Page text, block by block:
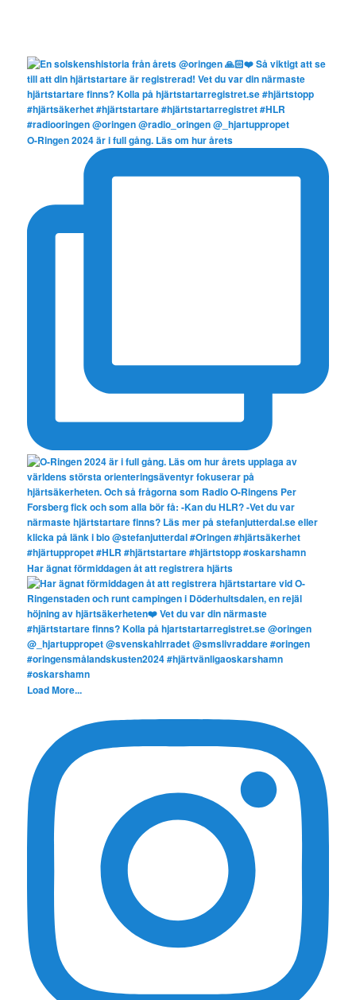
O-Ringen 2024 är i full gång. Läs om hur årets
Har ägnat förmiddagen åt att registrera hjärts
Load More...